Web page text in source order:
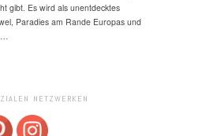
gibt. Es wird als unentdecktes
Paradies am Rande Europas und
NETZWERKEN